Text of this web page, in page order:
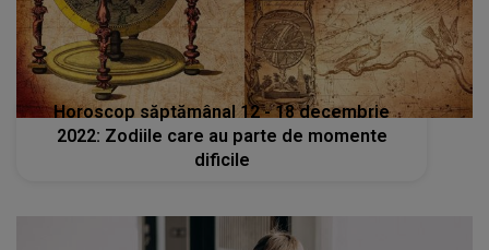
Horoscop săptămânal 12 - 18 decembrie
2022: Zodiile care au parte de momente
dificile